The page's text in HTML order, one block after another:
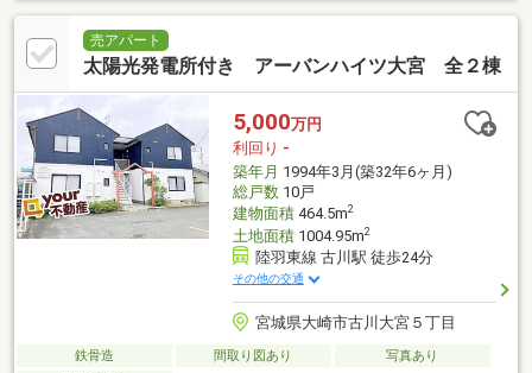
売アパート
太陽光発電所付き アーバンハイツ大宮 全２棟
5,000万円
利回り -
築年月 1994年3月(築32年6ヶ月)
総戸数10戸
建物面積464.5m2
土地面積1004.95m2
陸羽東線 古川駅 徒歩24分
その他の交通
宮城県大崎市古川大宮５丁目
鉄骨造 間取り図あり
写真あり